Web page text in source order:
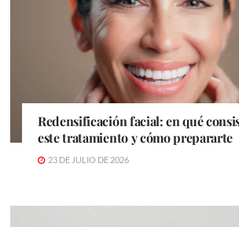
Redensificación facial: en qué
este tratamiento y cómo prepararte
23 DE JULIO DE 2026